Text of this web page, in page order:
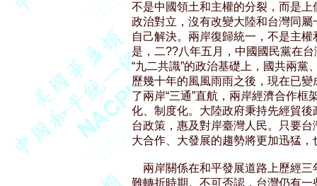
不是中國領土和主權的分裂，而是
政治對立，沒有改變大陸和台灣同
自己解決。兩岸復歸統一，不是主
是，二??八年五月，中國國民黨在
“九二共識”的政治基礎上，國共兩
歷幾十年的風風雨雨之後，現在已
了兩岸“三通”直航，兩岸經濟合作
化、制度化。大陸政府秉持先經貿
台政策，惠及對岸臺灣人民。只要
大合作、大發展的趨勢將更加迅猛
兩岸關係在和平發展道路上歷經
難轉折時期。不可否認，台灣仍有